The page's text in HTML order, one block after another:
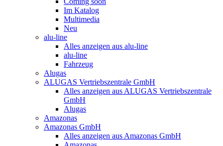
Im Katalog
Multimedia
Neu
alu-line
Alles anzeigen aus alu-line
alu-line
Fahrzeug
Alugas
ALUGAS Vertriebszentrale GmbH
Alles anzeigen aus ALUGAS Vertriebszentrale
GmbH
Alugas
Amazonas
Amazonas GmbH
Alles anzeigen aus Amazonas GmbH